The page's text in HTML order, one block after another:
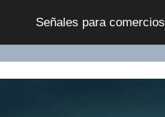
Señales para comercios